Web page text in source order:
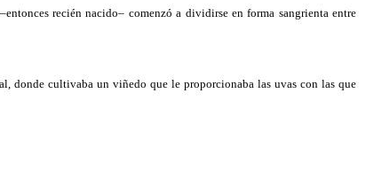
recién nacido– comenzó a dividirse en forma sangrienta entre
donde cultivaba un viñedo que le proporcionaba las uvas con las que